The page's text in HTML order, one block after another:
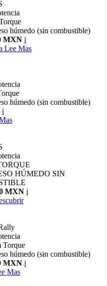
húmedo (sin combustible)
MXN i
Lee Mas
húmedo (sin combustible)
i
HÚMEDO SIN
MXN i
Torque
húmedo (sin combustible)
MXN i
Mas